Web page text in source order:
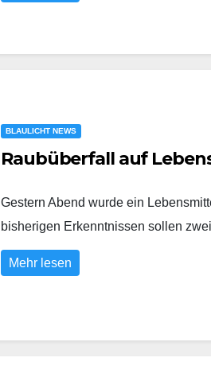
BLAULICHT NEWS
Raubüberfall auf
Gestern Abend wurde ein
bisherigen Erkenntnissen sollen
Mehr lesen